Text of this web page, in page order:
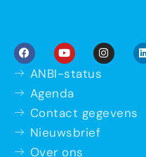
ANBI-status
Agenda
Contact gegevens
Nieuwsbrief
Over ons